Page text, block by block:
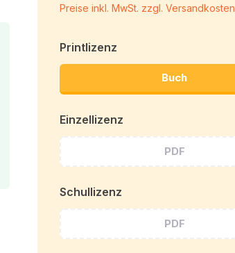
Preise inkl. MwSt. zzgl. Versandkosten
Printlizenz
Buch
Einzellizenz
PDF
Schullizenz
PDF